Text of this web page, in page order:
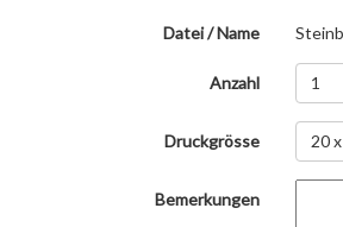
Datei / Name
Anzahl 1
Druckgrösse 20
Bemerkungen